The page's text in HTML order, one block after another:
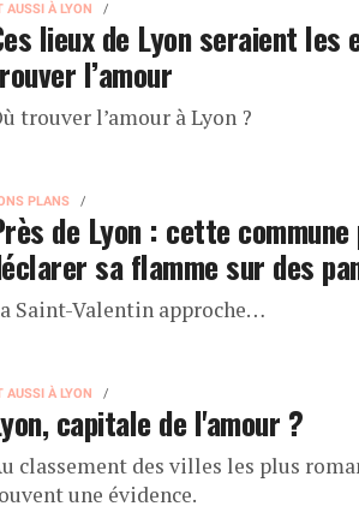
AUSSI À LYON
lieux de Lyon seraient les
l’amour
trouver l’amour à Lyon ?
PLANS
de Lyon : cette commune
sa flamme sur des
Saint-Valentin approche…
AUSSI À LYON
capitale de l'amour ?
classement des villes les plus
une évidence.